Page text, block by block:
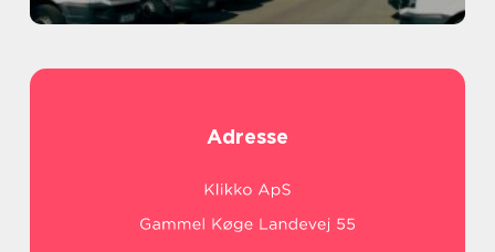
Adresse